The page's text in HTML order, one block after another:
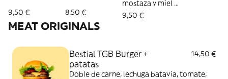
9,50 € 8,50 €
mostaza y miel -
Medianos
9,50 €
MEAT ORIGINALS
Bestial TGB Burger +
patatas
14,50 €
Doble de carne, lechuga batavia, tomate,